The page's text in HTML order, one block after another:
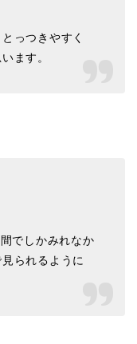
っつきやすく
ます。
でしかみれなか
られるように